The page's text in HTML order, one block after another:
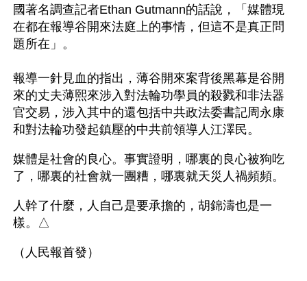
國著名調查記者Ethan Gutmann的話說，「媒體現
在都在報導谷開來法庭上的事情，但這不是真正問
題所在」。
報導一針見血的指出，薄谷開來案背後黑幕是谷開
來的丈夫薄熙來涉入對法輪功學員的殺戮和非法器
官交易，涉入其中的還包括中共政法委書記周永康
和對法輪功發起鎮壓的中共前領導人江澤民。
媒體是社會的良心。事實證明，哪裏的良心被狗吃
了，哪裏的社會就一團糟，哪裏就天災人禍頻頻。
人幹了什麼，人自己是要承擔的，胡錦濤也是一
樣。△